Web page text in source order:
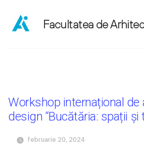
conținut
Workshop internațional de
design “Bucătăria: spații și
februarie 20, 2024